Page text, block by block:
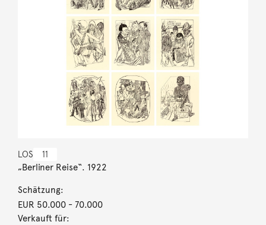
LOS 11
„Berliner Reise“. 1922
Schätzung:
EUR 50.000- 70.000
Verkauft für: